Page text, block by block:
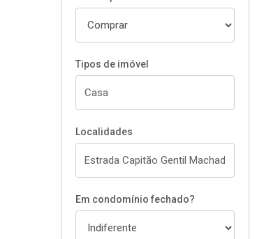
Tipos de imóvel
Localidades
Em condomínio fechado?